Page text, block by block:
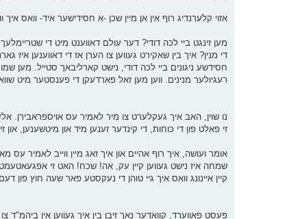
אזוי קלערנדיג רוף אין אן מיין שכן -א חסידישער איד- וואס איך
מען זינגט ביי לכה דודי? דער עולם דאווענט מיט די
די מנין? איך בין שאקירט געווען צו הערן אז די דאווענען איז
חסידשע ניגונים ביי לכה דודי, נישט קארליבאך סטייל. מען
רעגיולער מנינים. ווען מען זאל פארדעקן די פענסטער מיט
נו שוין, האב איך געקלערט צו מיר לאמיר עס אויספראבירן.
זי פאלט פון די כוחות, די קינדער זענען מיד און מיטשענען,
אומר ועושה, איך רוף אהיים און איך זאג מיין ווייב לאמיר עס
שמחה איז נישט געווען קיין עק, אה! שכח! האט זי אפגעאטעמט.
קיין איינונג וואס איך גיי טוהן די נעקסטע פאר שעה חוץ פון